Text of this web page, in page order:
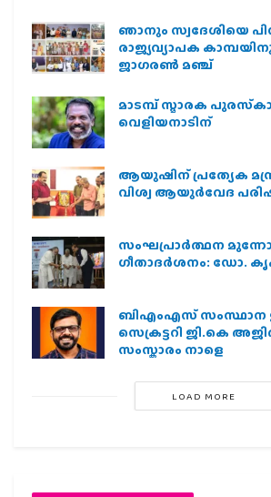
ഞാനും സ്വദേശിയെ
രാജ്യവ്യാപക
ജാഗരണ്‍ മഞ്ച്
മാടമ്പ് സ്മാരക
വെളിയനാടിന്
ആയുഷിന് പ്രത്യേക
വിശ്വ ആയുര്‍വേദ
സംഘപ്രാര്‍ത്ഥന
ഗീതാദര്‍ശനം: ഡോ.
ബിഎംഎസ് സംസ്ഥാന
സെക്രട്ടറി ജി.കെ
സംസ്കാരം നാളെ
LOAD MORE